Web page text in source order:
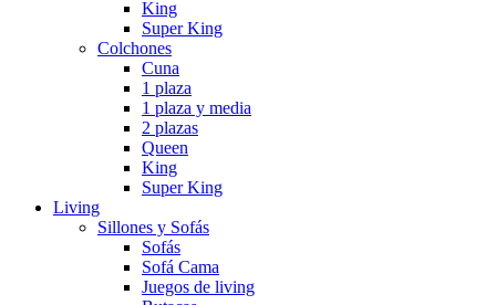
King
Super King
Colchones
Cuna
1 plaza
1 plaza y media
2 plazas
Queen
King
Super King
Living
Sillones y Sofás
Sofás
Sofá Cama
Juegos de living